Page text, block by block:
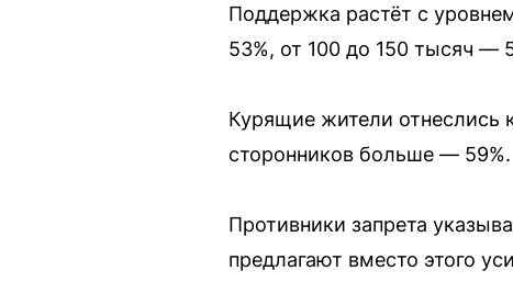
Поддержка растёт с
53%, от 100 до 150 тысяч —
Курящие жители отнеслись
сторонников больше — 59%.
Противники запрета
предлагают вместо этого